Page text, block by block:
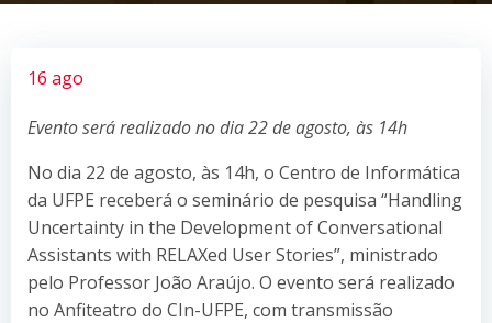
16 ago
Evento será realizado no dia 22 de agosto, às 14h
No dia 22 de agosto, às 14h, o Centro de Informática
da UFPE receberá o seminário de pesquisa “Handling
Uncertainty in the Development of Conversational
Assistants with RELAXed User Stories”, ministrado
pelo Professor João Araújo. O evento será realizado
no Anfiteatro do CIn-UFPE, com transmissão